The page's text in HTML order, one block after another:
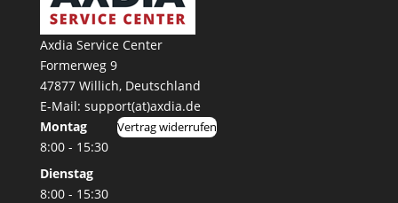
Axdia Service Center
Formerweg 9
47877 Willich, Deutschland
E-Mail: support(at)axdia.de
Montag
8:00 - 15:30
Dienstag
8:00 - 15:30
Vertrag widerrufen